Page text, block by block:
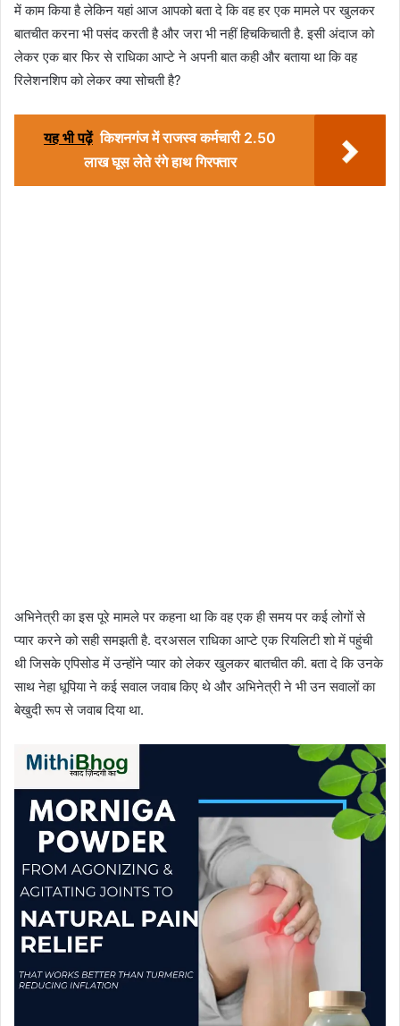
में काम किया है लेकिन यहां आज आपको बता दे कि वह हर एक मामले पर खुलकर
बातचीत करना भी पसंद करती है और जरा भी नहीं हिचकिचाती है. इसी अंदाज को
लेकर एक बार फिर से राधिका आप्टे ने अपनी बात कही और बताया था कि वह
रिलेशनशिप को लेकर क्या सोचती है?
यह भी पढ़ें किशनगंज में राजस्व कर्मचारी 2.50
लाख घूस लेते रंगे हाथ गिरफ्तार
अभिनेत्री का इस पूरे मामले पर कहना था कि वह एक ही समय पर कई लोगों से
प्यार करने को सही समझती है. दरअसल राधिका आप्टे एक रियलिटी शो में पहुंची
थी जिसके एपिसोड में उन्होंने प्यार को लेकर खुलकर बातचीत की. बता दे कि उनके
साथ नेहा धूपिया ने कई सवाल जवाब किए थे और अभिनेत्री ने भी उन सवालों का
बेखुदी रूप से जवाब दिया था.